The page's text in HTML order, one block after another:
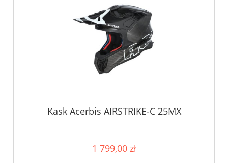
Kask Acerbis AIRSTRIKE-C 25MX
1 799,00 zł